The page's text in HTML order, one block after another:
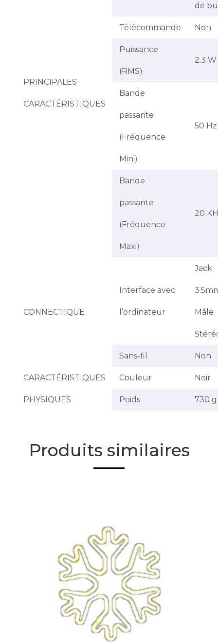
PRINCIPALES
CARACTÉRISTIQUES
de
Télécommande Non
Puissance
(RMS)
2.3 W
Bande
passante
(Fréquence
Mini)
50 Hz
Bande
passante
(Fréquence
Maxi)
20
CONNECTIQUE
Interface avec
l’ordinateur
Jack
Mâle
Sans-fil Non
CARACTÉRISTIQUES
PHYSIQUES
Couleur Noir
Poids 730 g
Produits similaires